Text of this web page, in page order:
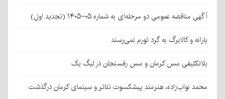
آگهی مناقصه عمومی دو مرحله‌ای به شماره ۰۵-۱۴۰۵ (تجدید اول)
یارانه و کالابرگ به گرد تورم نمی‌رسند
بلاتکلیفی مس کرمان و مس رفسنجان در لیگ یک
محمد نواب‌زاده، هنرمند پیشکسوت تئاتر و سینمای کرمان درگذشت